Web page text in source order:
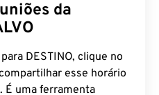
da
DESTINO, clique no
esse horário
É uma ferramenta